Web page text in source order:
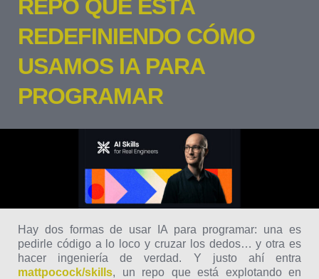
REPO QUE ESTÁ
REDEFINIENDO CÓMO
USAMOS IA PARA
PROGRAMAR
Hay dos formas de usar IA para programar: una es
pedirle código a lo loco y cruzar los dedos… y otra es
hacer ingeniería de verdad. Y justo ahí entra
mattpocock/skills, un repo que está explotando en